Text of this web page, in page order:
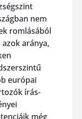
nem
romlásából
aránya,
európai
írás-
még